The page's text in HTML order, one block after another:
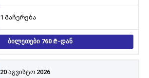
1 Გაჩერება
ᲑᲘᲚᲔᲗᲔᲑᲘ 760 -ᲓᲐᲜ
20 აგვისტო 2026